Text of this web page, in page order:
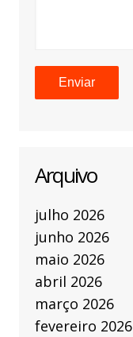
Arquivo
julho 2026
junho 2026
maio 2026
abril 2026
março 2026
fevereiro 2026